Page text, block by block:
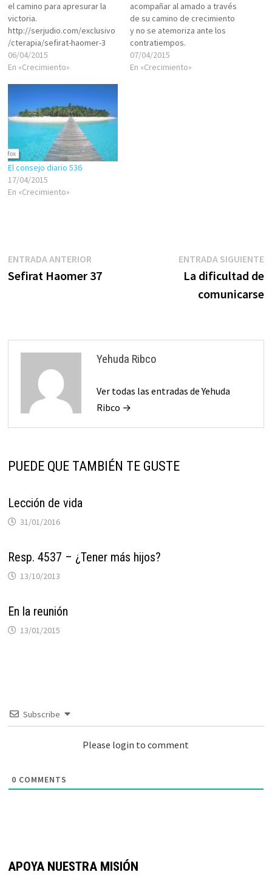
el camino para apresurar la
victoria.
http://serjudio.com/exclusivo
/cterapia/sefirat-haomer-3
06/04/2015
En «Crecimiento»
acompañar al amado a través
de su camino de crecimiento
y no se atemoriza ante los
contratiempos.
http://serjudio.com/exclusivo
/cterapia/sefirat-haomer-4
07/04/2015
En «Crecimiento»
El consejo diario 536
17/04/2015
En «Crecimiento»
Navegación
de
ENTRADA ANTERIOREntrada
anterior:
Sefirat Haomer 37
ENTRADA SIGUIENTE
La dificultad de
comunicarse
Yehuda Ribco
Ver todas las entradas de Yehuda
Ribco →
PUEDE QUE TAMBIÉN TE GUSTE
Lección de vida
31/01/2016
Resp. 4537 – ¿Tener más hijos?
13/10/2013
En la reunión
13/01/2015
Subscribe
Please login to comment
0 COMMENTS
APOYA NUESTRA MISIÓN